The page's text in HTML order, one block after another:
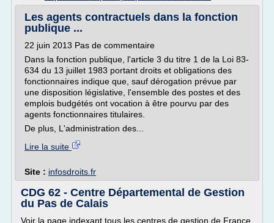
Les agents contractuels dans la fonction
publique ...
22 juin 2013 Pas de commentaire
Dans la fonction publique, l'article 3 du titre 1 de la Loi 83-
634 du 13 juillet 1983 portant droits et obligations des
fonctionnaires indique que, sauf dérogation prévue par
une disposition législative, l'ensemble des postes et des
emplois budgétés ont vocation à être pourvu par des
agents fonctionnaires titulaires.
De plus, L'administration des...
Lire la suite
Site : infosdroits.fr
CDG 62 - Centre Départemental de Gestion
du Pas de Calais
Voir la page indexant tous les centres de gestion de France